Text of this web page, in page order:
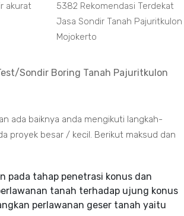
akurat
5382 Rekomendasi Terdekat
Jasa Sondir Tanah Pajuritkulon
Mojokerto
Sondir Boring Tanah Pajuritkulon
ada baiknya anda mengikuti langkah-
proyek besar / kecil. Berikut maksud dan
pada tahap penetrasi konus dan
tanah terhadap ujung konus
perlawanan geser tanah yaitu